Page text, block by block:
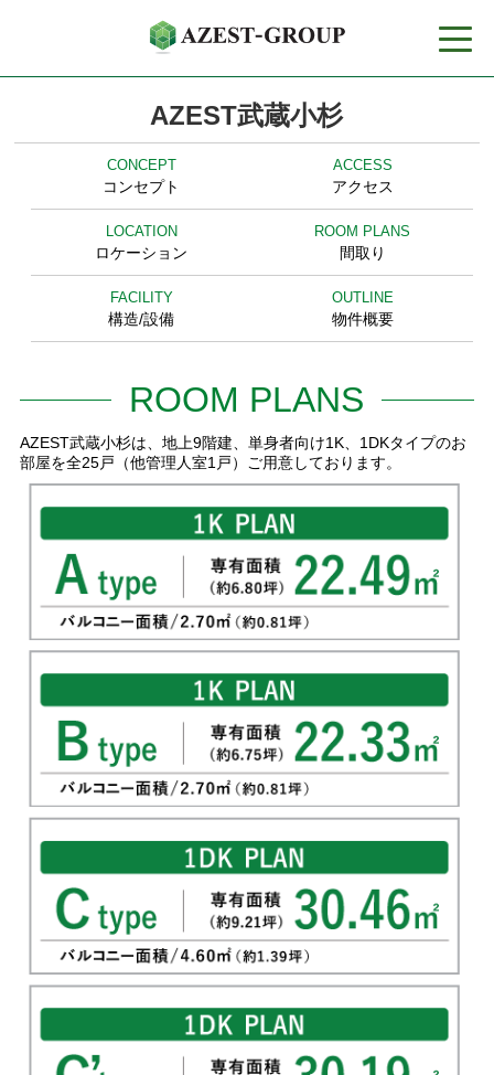
toggle
AZEST武蔵小杉
CONCEPT
コンセプト
ACCESS
アクセス
LOCATION
ロケーション
ROOM PLANS
間取り
FACILITY
構造/設備
OUTLINE
物件概要
ROOM PLANS
AZEST武蔵小杉は、地上9階建、単身者向け1K、1DKタイプのお
部屋を全25戸（他管理人室1戸）ご用意しております。